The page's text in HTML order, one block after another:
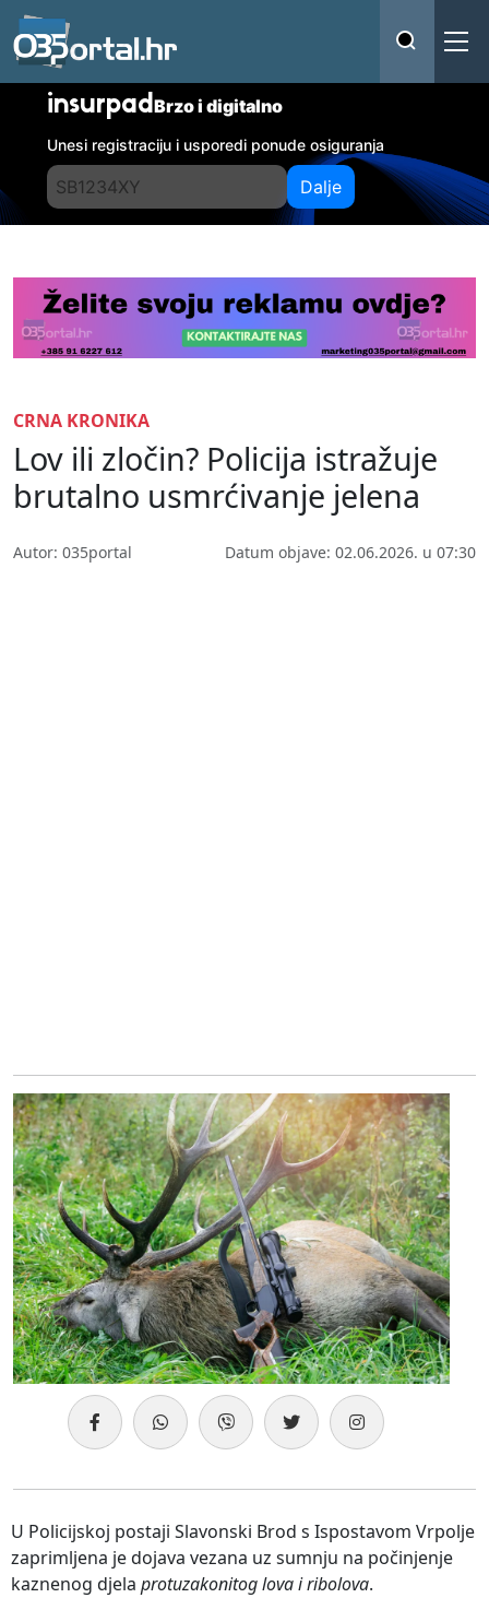
insurpadBrzo i digitalno
Unesi registraciju i usporedi ponude osiguranja
Dalje
CRNA KRONIKA
Lov ili zločin? Policija istražuje
brutalno usmrćivanje jelena
Autor: 035portal Datum objave: 02.06.2026. u 07:30
U Policijskoj postaji Slavonski Brod s Ispostavom Vrpolje
zaprimljena je dojava vezana uz sumnju na počinjenje
kaznenog djela protuzakonitog lova i ribolova.